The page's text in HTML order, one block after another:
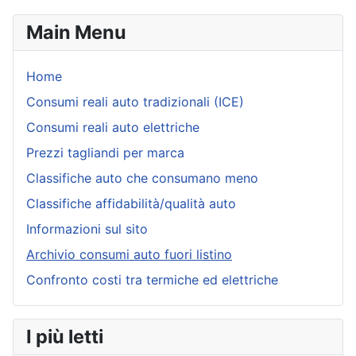
Main Menu
Home
Consumi reali auto tradizionali (ICE)
Consumi reali auto elettriche
Prezzi tagliandi per marca
Classifiche auto che consumano meno
Classifiche affidabilità/qualità auto
Informazioni sul sito
Archivio consumi auto fuori listino
Confronto costi tra termiche ed elettriche
I più letti